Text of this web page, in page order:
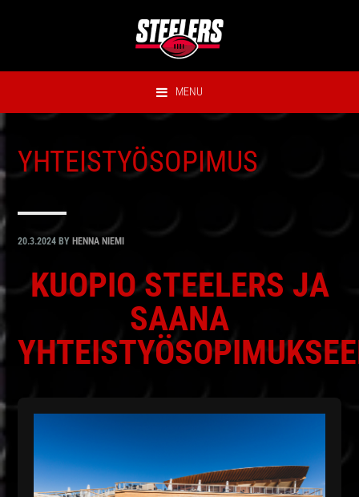
MENU
YHTEISTYÖSOPIMUS
20.3.2024 BY HENNA NIEMI
KUOPIO STEELERS JA
SAANA